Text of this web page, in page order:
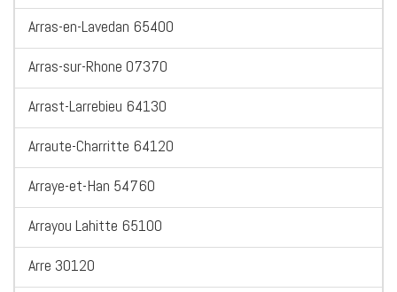
Arras-en-Lavedan 65400
Arras-sur-Rhone 07370
Arrast-Larrebieu 64130
Arraute-Charritte 64120
Arraye-et-Han 54760
Arrayou Lahitte 65100
Arre 30120